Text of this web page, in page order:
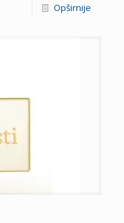
Opširnije